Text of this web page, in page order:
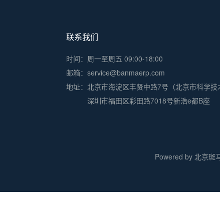
联系我们
时间：周一至周五 09:00-18:00
邮箱：service@banmaerp.com
地址： 北京市海淀区丰贤中路7号（北京市科学技
深圳市福田区彩田路7018号新浩e都B座
Powered by 北京斑